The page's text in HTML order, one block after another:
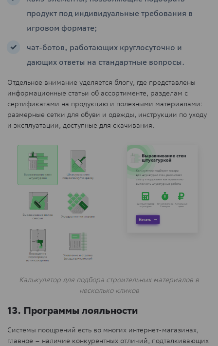
продукт под индивидуальные требования в
игровом формате;
чат-ботов, работающих круглосуточно и
дающих ответы на стандартные вопросы.
Отдельное внимание уделяется блогу, где представлены
информационные статьи об ассортименте, разделам с
сертификатами на продукцию и полезными материалами:
размерные сетки для обуви и одежды, инструкции по уходу
и эксплуатации, доступные для скачивания.
Калькулятор для подбора строительных материалов в
несколько кликов
13. Программы лояльности
Системы поощрений есть во многих интернет-магазинах,
главное – наличие конкурентных отличий, подталкивающих